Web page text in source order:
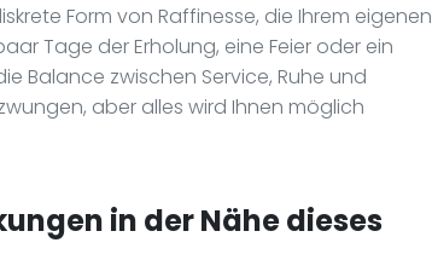
Form von Raffinesse, die Ihrem eigenen
Tage der Erholung, eine Feier oder ein
Balance zwischen Service, Ruhe und
aber alles wird Ihnen möglich
in der Nähe dieses